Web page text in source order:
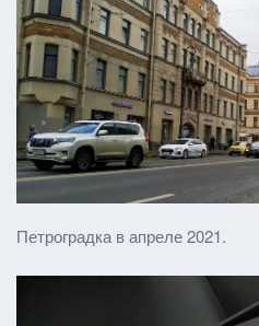
Петроградка в апреле 2021.